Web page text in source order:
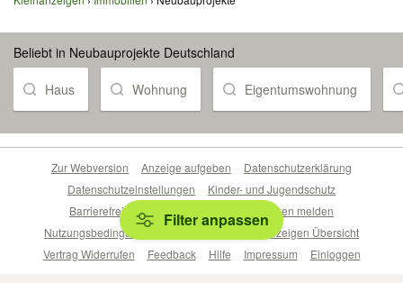
Beliebt in Neubauprojekte Deutschland
Haus Wohnung Eigentumswohnung
Filter anpassen
Zur Webversion Anzeige aufgeben
Datenschutzerklärung
Datenschutzeinstellungen
Kinder- und Jugendschutz
Barrierefreiheitserklärung
Sicherheitslücken melden
Nutzungsbedingungen
Beliebte Suchen
Anzeigen Übersicht
Vertrag Widerrufen
Feedback Hilfe Impressum Einloggen